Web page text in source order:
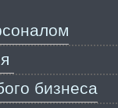
бизнеса